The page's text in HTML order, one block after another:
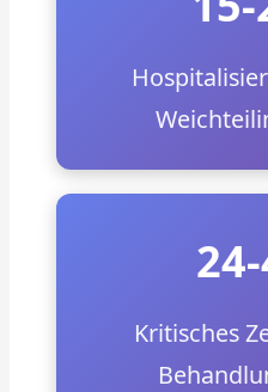
Kritisches